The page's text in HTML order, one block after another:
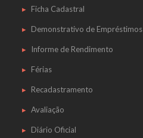
Ficha Cadastral
Demonstrativo de Empréstimos
Informe de Rendimento
Férias
Recadastramento
Avaliação
Diário Oficial